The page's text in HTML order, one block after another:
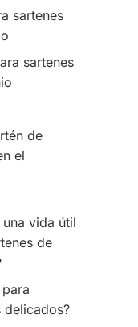
sartenes
sartenes
de
el
vida útil
de
delicados?